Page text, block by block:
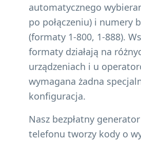
automatycznego
po połączeniu) i numery
(formaty 1-800, 1-888).
formaty działają na
urządzeniach i u
wymagana żadna
konfiguracja.
Nasz bezpłatny
telefonu tworzy kody o